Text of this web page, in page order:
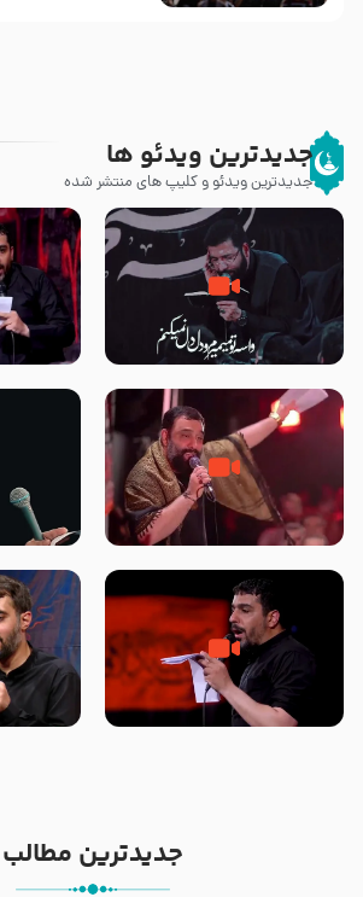
جدیدترین ویدئو ها
جدیدترین ویدئو و کلیپ های منتشر شده
مصداق کربلا – حاج حسین سیب
سرخی
شور ،
إِلَینا»
جانا جانا ابی عبدالله – کربلایی جواد
مقدم – شب هشتم محرم 1448 –
مادر
محمود
هیئت رایة
تک ، عبّاس، صاحب دل‌هاست –
حاج حنیف طاهری – عزاداری شب
من غلام
– شور
جدیدترین مطالب